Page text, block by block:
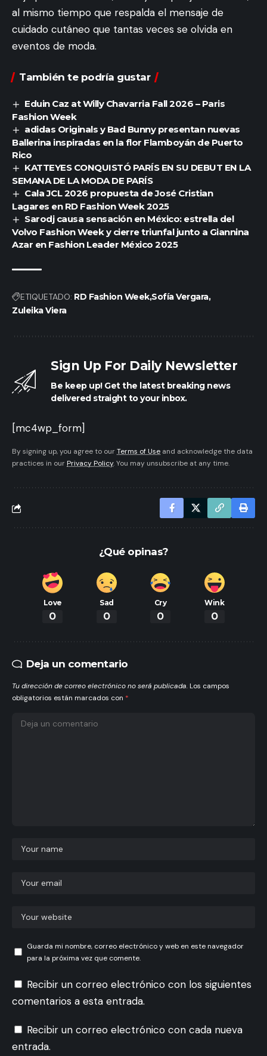
al mismo tiempo que respalda el mensaje de
cuidado cutáneo que tantas veces se olvida en
eventos de moda.
También te podría gustar
Eduin Caz at Willy Chavarria Fall 2026 – Paris
Fashion Week
adidas Originals y Bad Bunny presentan nuevas
Ballerina inspiradas en la flor Flamboyán de Puerto
Rico
KATTEYES CONQUISTÓ PARÍS EN SU DEBUT EN LA
SEMANA DE LA MODA DE PARÍS
Cala JCL 2026 propuesta de José Cristian
Lagares en RD Fashion Week 2025
Sarodj causa sensación en México: estrella del
Volvo Fashion Week y cierre triunfal junto a Giannina
Azar en Fashion Leader México 2025
ETIQUETADO: RD Fashion WeekSofía Vergara
Zuleika Viera
Sign Up For Daily Newsletter
Be keep up! Get the latest breaking news
delivered straight to your inbox.
[mc4wp_form]
By signing up, you agree to ourTerms of Use and acknowledge the data
practices in our Privacy Policy. You may unsubscribe at any time.
¿Qué opinas?
Love
0
Sad
0
Cry
0
Wink
0
Deja un comentario
Tu dirección de correo electrónico no será publicada. Los campos
obligatorios están marcados con *
Guarda mi nombre, correo electrónico y web en este navegador
para la próxima vez que comente.
Recibir un correo electrónico con los siguientes
comentarios a esta entrada.
Recibir un correo electrónico con cada nueva
entrada.